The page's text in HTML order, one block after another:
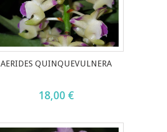
AERIDES QUINQUEVULNERA
18,00 €